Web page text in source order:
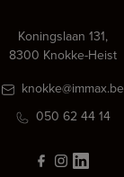
Koningslaan 131,
8300 Knokke-Heist
knokke@immax.be
050 62 44 14